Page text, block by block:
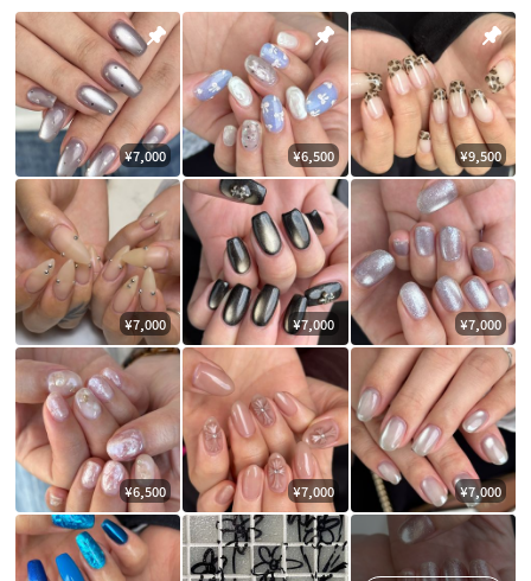
¥7,000 ¥6,500 ¥9,500
¥7,000 ¥7,000 ¥7,000
¥6,500 ¥7,000 ¥7,000